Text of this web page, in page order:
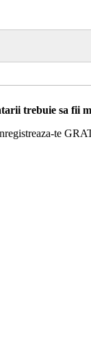
trebuie sa fii
te